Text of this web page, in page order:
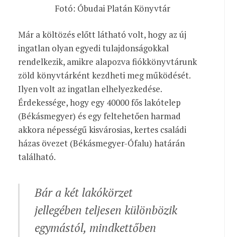
Fotó: Óbudai Platán Könyvtár
Már a költözés előtt látható volt, hogy az új
ingatlan olyan egyedi tulajdonságokkal
rendelkezik, amikre alapozva fiókkönyvtárunk
zöld könyvtárként kezdheti meg működését.
Ilyen volt az ingatlan elhelyezkedése.
Érdekessége, hogy egy 40000 fős lakótelep
(Békásmegyer) és egy feltehetően harmad
akkora népességű kisvárosias, kertes családi
házas övezet (Békásmegyer-Ófalu) határán
található.
Bár a két lakókörzet
jellegében teljesen különbözik
egymástól, mindkettőben